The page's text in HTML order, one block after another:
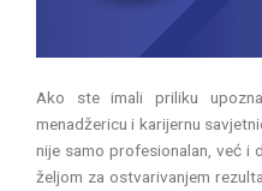
Ako ste imali priliku
menadžericu i karijernu
nije samo profesionalan, već i
željom za ostvarivanjem